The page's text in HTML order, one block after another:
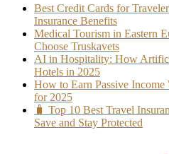
Best Credit Cards for
Insurance Benefits
Medical Tourism in Eastern
Choose Truskavets
AI in Hospitality: How
Hotels in 2025
How to Earn Passive
for 2025
🧳 Top 10 Best Travel
Save and Stay Protected